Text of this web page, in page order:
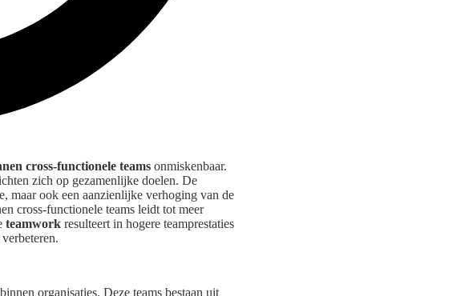
cross-functionele teams onmiskenbaar.
zich op gezamenlijke doelen. De
maar ook een aanzienlijke verhoging van de
cross-functionele teams leidt tot meer
teamwork resulteert in hogere teamprestaties
organisaties. Deze teams bestaan uit